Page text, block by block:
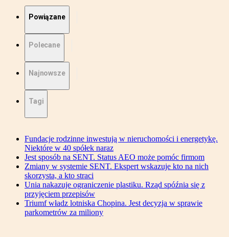
Powiązane
Polecane
Najnowsze
Tagi
Fundacje rodzinne inwestują w nieruchomości i energetykę.
Niektóre w 40 spółek naraz
Jest sposób na SENT. Status AEO może pomóc firmom
Zmiany w systemie SENT. Ekspert wskazuje kto na nich
skorzysta, a kto straci
Unia nakazuje ograniczenie plastiku. Rząd spóźnia się z
przyjęciem przepisów
Triumf władz lotniska Chopina. Jest decyzja w sprawie
parkometrów za miliony